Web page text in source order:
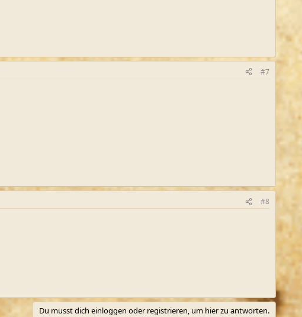
#7
#8
Du musst dich einloggen oder registrieren, um hier zu antworten.